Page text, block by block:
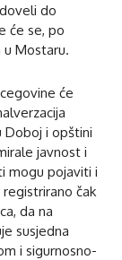
do
će se, po
u Mostaru.
će
Doboj i opštini
javnost i
mogu pojaviti i
čak
da na
susjedna
i sigurnosno-